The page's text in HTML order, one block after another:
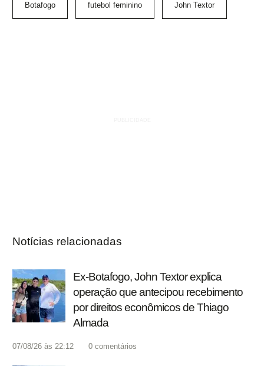
Botafogo futebol feminino John Textor
Notícias relacionadas
Ex-Botafogo, John Textor explica
operação que antecipou recebimento
por direitos econômicos de Thiago
Almada
07/08/26 às 22:12 0 comentários